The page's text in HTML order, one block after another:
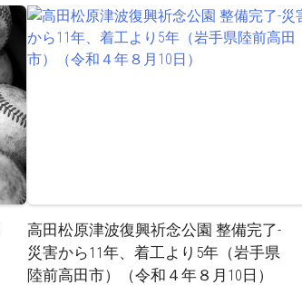
高田松原津波復興祈念公園 整備完了-
災害から11年、着工より5年（岩手県
陸前高田市）（令和４年８月10日）